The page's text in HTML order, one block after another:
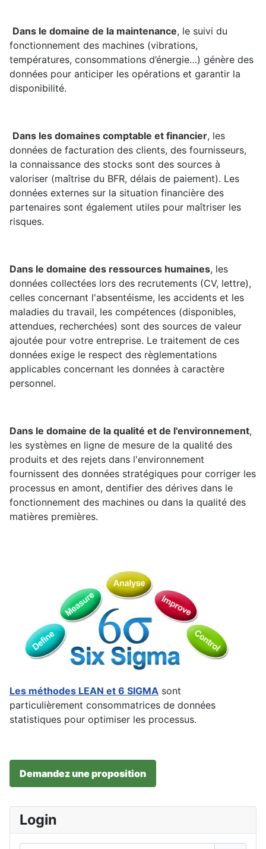
Dans le domaine de la maintenance, le suivi du
fonctionnement des machines (vibrations,
températures, consommations d’énergie…) génère des
données pour anticiper les opérations et garantir la
disponibilité.
Dans les domaines comptable et financier, les
données de facturation des clients, des fournisseurs,
la connaissance des stocks sont des sources à
valoriser (maîtrise du BFR, délais de paiement). Les
données externes sur la situation financière des
partenaires sont également utiles pour maîtriser les
risques.
Dans le domaine des ressources humaines, les
données collectées lors des recrutements (CV, lettre),
celles concernant l'absentéisme, les accidents et les
maladies du travail, les compétences (disponibles,
attendues, recherchées) sont des sources de valeur
ajoutée pour votre entreprise. Le traitement de ces
données exige le respect des règlementations
applicables concernant les données à caractère
personnel.
Dans le domaine de la qualité et de l'environnement,
les systèmes en ligne de mesure de la qualité des
produits et des rejets dans l'environnement
fournissent des données stratégiques pour corriger les
processus en amont, dentifier des dérives dans le
fonctionnement des machines ou dans la qualité des
matières premières.
Les méthodes LEAN et 6 SIGMA sont
particulièrement consommatrices de données
statistiques pour optimiser les processus.
Demandez une proposition
Login